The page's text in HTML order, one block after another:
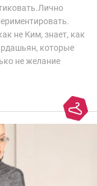
не Ким, знает, как
которые
не желание